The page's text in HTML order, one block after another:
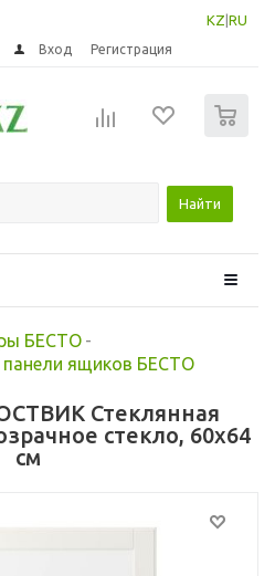
KZ RU
Вход Регистрация
Найти
БЕСТО -
ящиков БЕСТО
Стеклянная
стекло, 60x64
см